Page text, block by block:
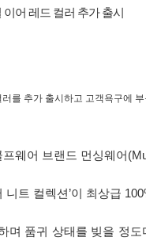
어 레드 컬러 추가 출시
를 추가 출시하고 고객욕구에
웨어 브랜드 먼싱웨어
니트 컬렉션’이 최상급
며 품귀 상태를 빚을 정